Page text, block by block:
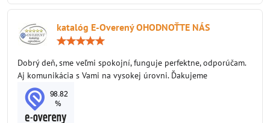
katalóg E-Overený OHODNOŤTE NÁS
5
Dobrý deň, sme veľmi spokojní, funguje perfektne, odporúčam.
Aj komunikácia s Vami na vysokej úrovni. Ďakujeme